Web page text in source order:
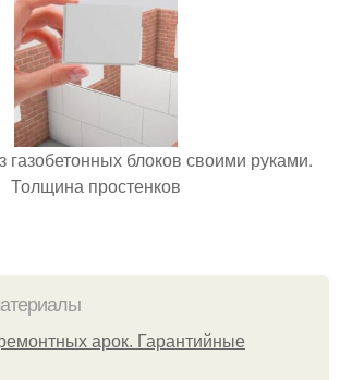
газобетонных блоков своими руками.
Толщина простенков
арок. Гарантийные